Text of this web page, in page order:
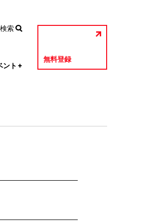
ント +
無料登録
検索